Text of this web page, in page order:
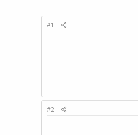
#1
#2